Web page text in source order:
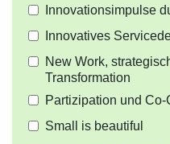
Innovationsimpulse
Innovatives
New Work,
Transformation
Partizipation und Co-
Small is beautiful